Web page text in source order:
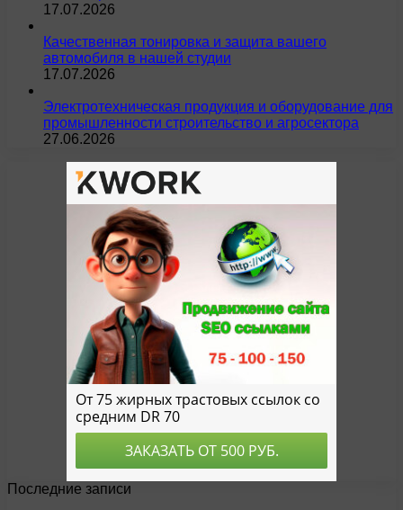
17.07.2026
Качественная тонировка и защита вашего
автомобиля в нашей студии
17.07.2026
Электротехническая продукция и оборудование для
промышленности строительство и агросектора
27.06.2026
Последние записи